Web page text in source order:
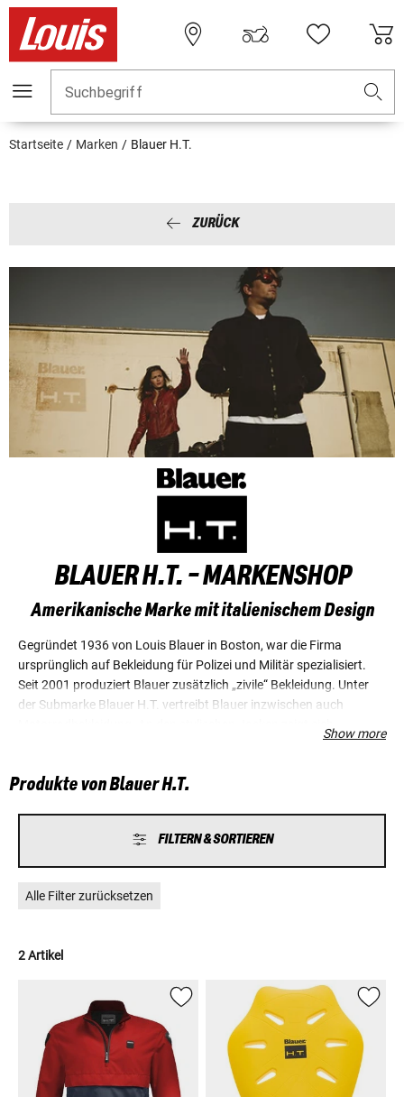
Suchbegriff
Startseite Marken Blauer H.T.
ZURÜCK
BLAUER H.T. - MARKENSHOP
Amerikanische Marke mit italienischem Design
Gegründet 1936 von Louis Blauer in Boston, war die Firma
ursprünglich auf Bekleidung für Polizei und Militär spezialisiert.
Seit 2001 produziert Blauer zusätzlich „zivile“ Bekleidung. Unter
der Submarke Blauer H.T. vertreibt Blauer inzwischen auch
besonders deutlich das Erfolgsrezept von Blauer: amerikanische
steht der italienische Designer Enzo Fusco mit seiner Firma FGF
Show more
Produkte von Blauer H.T.
FILTERN & SORTIEREN
Alle Filter zurücksetzen
2 Artikel